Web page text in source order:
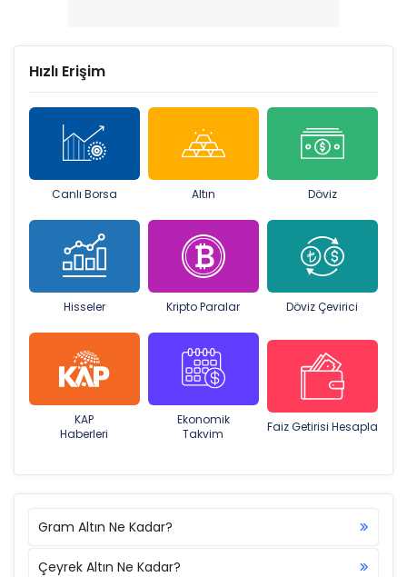
Hızlı Erişim
Canlı Borsa Altın Döviz
Hisseler Kripto Paralar Döviz Çevirici
KAP
Haberleri
Ekonomik
Takvim
Faiz Getirisi Hesapla
Gram Altın Ne Kadar?
Çeyrek Altın Ne Kadar?